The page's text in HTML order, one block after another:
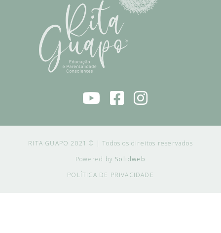
RITA GUAPO 2021 © | Todos os direitos reservados
Powered by Solidweb
POLÍTICA DE PRIVACIDADE